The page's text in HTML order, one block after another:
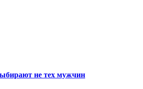
не тех мужчин